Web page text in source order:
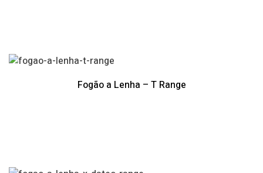
Fogão a Lenha – T Range